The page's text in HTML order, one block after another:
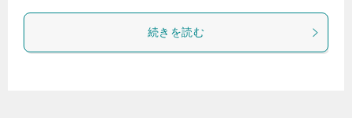
続きを読む